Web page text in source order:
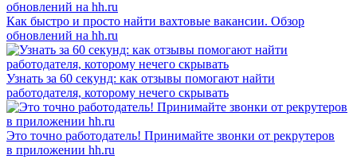
Как быстро и просто найти вахтовые вакансии. Обзор
обновлений на hh.ru
Узнать за 60 секунд: как отзывы помогают найти
работодателя, которому нечего скрывать
Это точно работодатель! Принимайте звонки от рекрутеров
в приложении hh.ru